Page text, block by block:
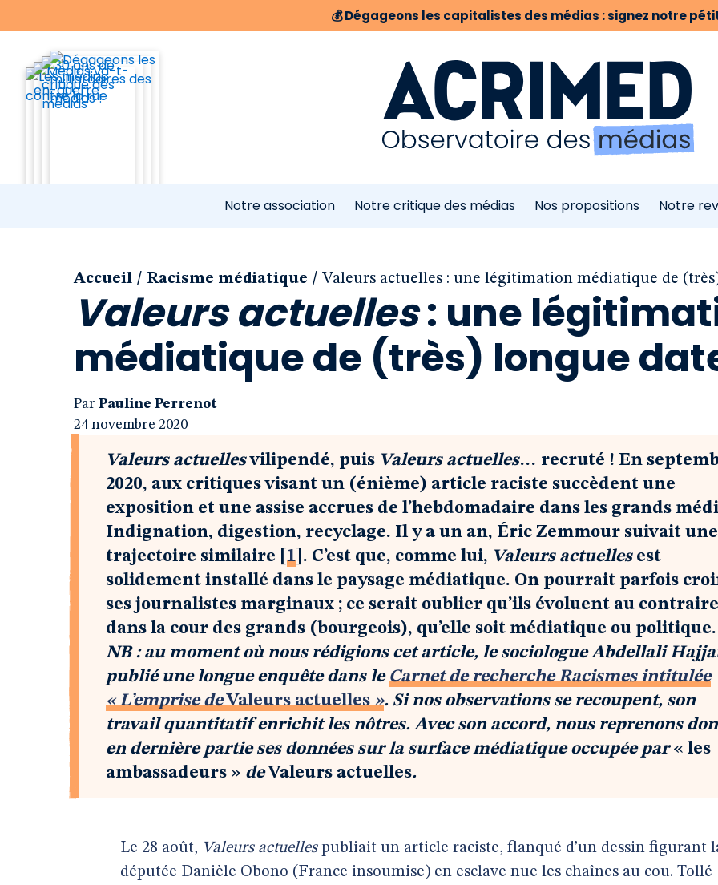
💰Dégageons les capitalistes des médias : signez notre
Notre association Notre critique des médias Nos propositions Notre
Accueil / Racisme médiatique / Valeurs actuelles : une légitimation médiatique de
Valeurs actuelles: une
médiatique de (très) longue
Par Pauline Perrenot
24 novembre 2020
Valeurs actuellesvilipendé, puis Valeurs actuelles… recruté ! En
2020, aux critiques visant un (énième) article raciste succèdent une
exposition et une assise accrues de l’hebdomadaire dans les grands
Indignation, digestion, recyclage. Il y a un an, Éric Zemmour suivait une
trajectoire similaire
1 . C’est que, comme lui, Valeurs actuellesest
solidement installé dans le paysage médiatique. On pourrait parfois
ses journalistes marginaux ; ce serait oublier qu’ils évoluent au contraire
dans la cour des grands (bourgeois), qu’elle soit médiatique ou politique.
NB : au moment où nous rédigions cet article, le sociologue Abdellali
publié une longue enquête dans leCarnet de recherche Racismes intitulée
« L’emprise deValeurs actuelles». Si nos observations se recoupent, son
travail quantitatif enrichit les nôtres. Avec son accord, nous reprenons
en dernière partie ses données sur la surface médiatique occupée par« les
ambassadeurs » deValeurs actuelles.
Le 28 août, Valeurs actuellespubliait un article raciste, flanqué d’un dessin figurant
députée Danièle Obono (France insoumise) en esclave nue les chaînes au cou. Tollé